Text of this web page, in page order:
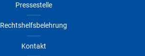
Pressestelle
Rechtshelfsbelehrung
Kontakt